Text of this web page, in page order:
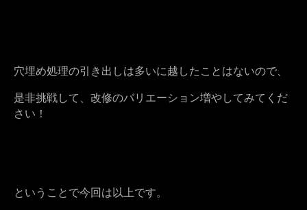
穴埋め処理の引き出しは多いに越したことはないので、
是非挑戦して、改修のバリエーション増やしてみてくだ
さい！
ということで今回は以上です。